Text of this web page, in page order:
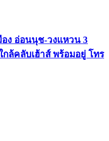
ง อ่อนนุช-วงแหวน 3
ล้คลับเฮ้าส์ พร้อมอยู่ โทร